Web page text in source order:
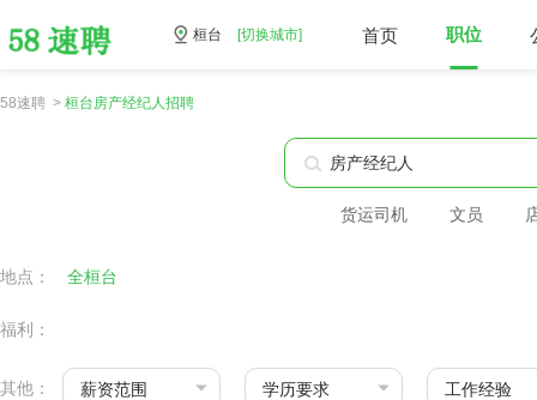
桓台 [切换城市] 首页 职位
58速聘 > 桓台房产经纪人招聘
货运司机 文员
地点： 全桓台
福利：
其他： 薪资范围 学历要求 工作经验